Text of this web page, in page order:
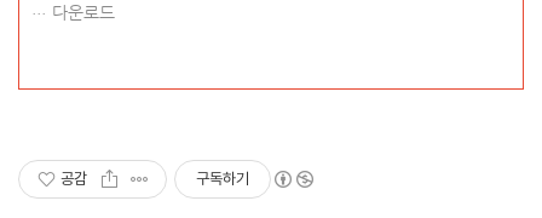
다운로드
공감 구독하기